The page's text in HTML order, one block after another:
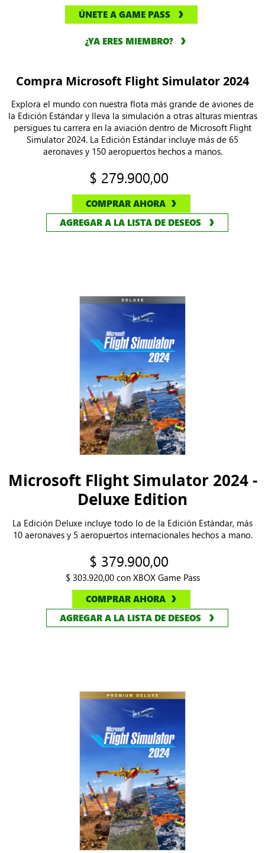
ÚNETE A GAME PASS
¿YA ERES MIEMBRO?
Compra Microsoft Flight Simulator 2024
Explora el mundo con nuestra flota más grande de aviones de
la Edición Estándar y lleva la simulación a otras alturas mientras
persigues tu carrera en la aviación dentro de Microsoft Flight
Simulator 2024. La Edición Estándar incluye más de 65
aeronaves y 150 aeropuertos hechos a manos.
$ 279.900,00
COMPRAR AHORA
Microsoft Flight Simulator 2024 -
Deluxe Edition
La Edición Deluxe incluye todo lo de la Edición Estándar, más
10 aeronaves y 5 aeropuertos internacionales hechos a mano.
$ 379.900,00
$ 303.920,00 con XBOX Game Pass
COMPRAR AHORA